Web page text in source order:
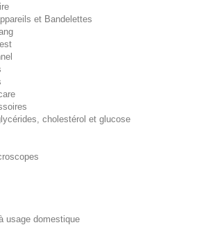
et Bandelettes
cholestérol et glucose
usage domestique